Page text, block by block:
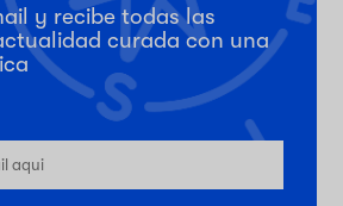
y recibe todas las
curada con una